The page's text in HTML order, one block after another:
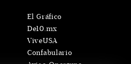
El Gráfico
De10.mx
ViveUSA
Confabulario